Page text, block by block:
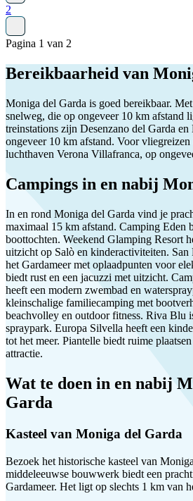
2
Pagina 1 van 2
Bereikbaarheid van
Moniga del Garda is goed bereikbaar.
snelweg, die op ongeveer 10 km afstand
treinstations zijn Desenzano del Garda
ongeveer 10 km afstand. Voor
luchthaven Verona Villafranca, op
Campings in en nabij
In en rond Moniga del Garda vind je
maximaal 15 km afstand. Camping Eden
boottochten. Weekend Glamping Resort
uitzicht op Salò en kinderactiviteiten. San
het Gardameer met oplaadpunten voor
biedt rust en een jacuzzi met uitzicht.
heeft een modern zwembad en
kleinschalige familiecamping met
beachvolley en outdoor fitness. Riva Blu
spraypark. Europa Silvella heeft een
tot het meer. Piantelle biedt ruime
attractie.
Wat te doen in en nabij
Garda
Kasteel van Moniga del Garda
Bezoek het historische kasteel van
middeleeuwse bouwwerk biedt een
Gardameer. Het ligt op slechts 1 km van